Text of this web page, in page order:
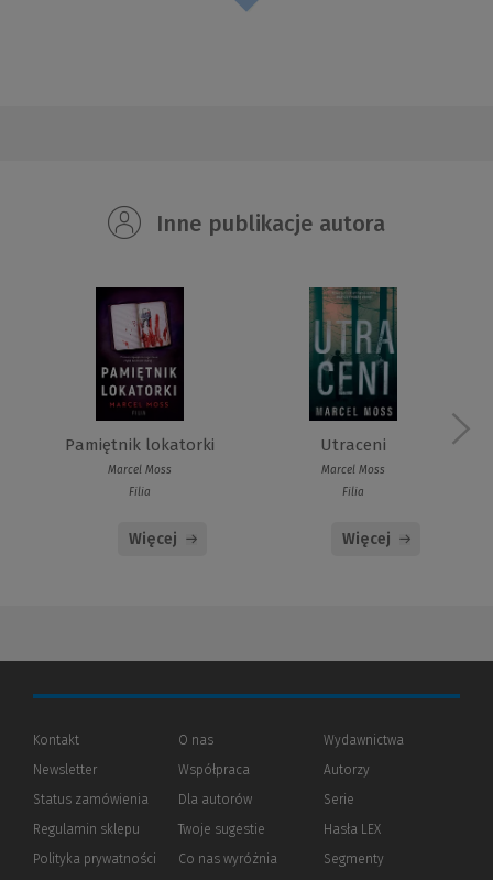
Inne publikacje autora
Pamiętnik lokatorki
Marcel Moss
Filia
Więcej
Utraceni
Marcel Moss
Filia
Więcej
Kontakt
Newsletter
Status zamówienia
Regulamin sklepu
Polityka prywatności (Nowe
(Link
O nas
Współpraca
Dla autorów(Nowe
(Link
innej
strony)
Twoje sugestie
Co nas wyróżnia
Wydawnictwa
Autorzy
Serie
Hasła LEX
Segmenty